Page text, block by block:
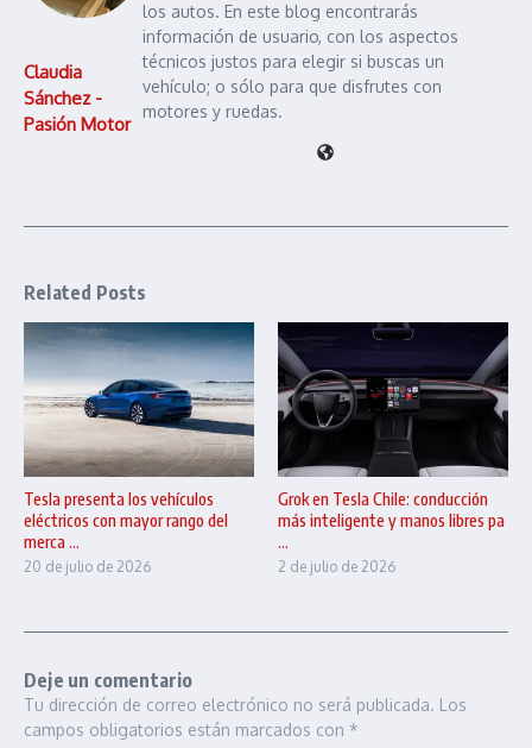
Claudia
Sánchez -
Pasión Motor
los autos. En este blog encontrarás
información de usuario, con los aspectos
técnicos justos para elegir si buscas un
vehículo; o sólo para que disfrutes con
motores y ruedas.
Related Posts
Tesla presenta los vehículos
eléctricos con mayor rango del
merca ...
20 de julio de 2026
Grok en Tesla Chile: conducción
más inteligente y manos libres pa
...
2 de julio de 2026
Deje un comentario
Tu dirección de correo electrónico no será publicada. Los
campos obligatorios están marcados con *